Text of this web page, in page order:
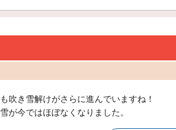
吹き雪解けがさらに進んでいますね！
が今ではほぼなくなりました。